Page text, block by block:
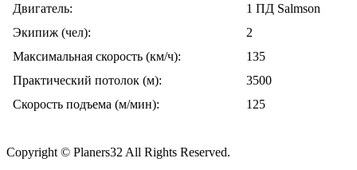
Двигатель:
1 ПД Salmson
Экипиж (чел):
2
Максимальная скорость (км/ч):
135
Практический потолок (м):
3500
Скорость подъема (м/мин):
125
Copyright © Planers32 All Rights Reserved.